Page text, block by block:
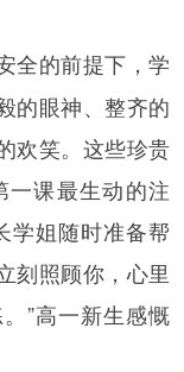
全的前提下，学
的眼神、整齐的
欢笑。这些珍贵
一课最生动的注
学姐随时准备帮
刻照顾你，心里
”高一新生感慨